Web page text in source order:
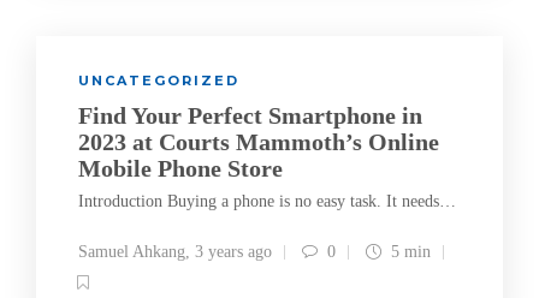
UNCATEGORIZED
Find Your Perfect Smartphone in
2023 at Courts Mammoth’s Online
Mobile Phone Store
Introduction Buying a phone is no easy task. It needs…
Samuel Ahkang, 3 years ago 0 5 min